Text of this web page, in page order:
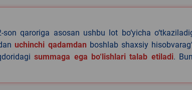
qaroriga asosan ushbu lot bo‘yicha
uchinchi qadamdan boshlab shaxsiy
summaga ega bo‘lishlari talab etiladi.